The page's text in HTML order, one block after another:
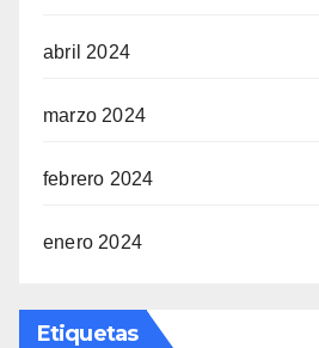
abril 2024
marzo 2024
febrero 2024
enero 2024
Etiquetas